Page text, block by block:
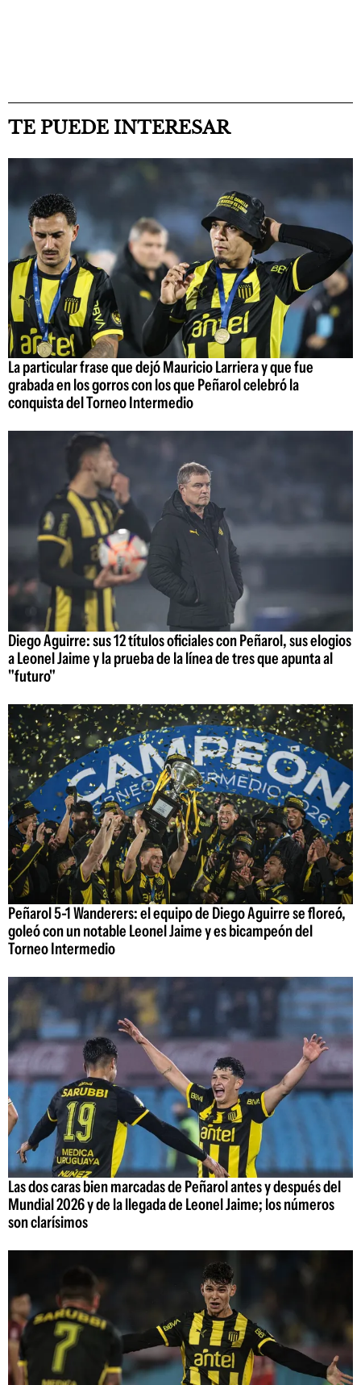
TE PUEDE INTERESAR
La particular frase que dejó Mauricio Larriera y que fue
grabada en los gorros con los que Peñarol celebró la
conquista del Torneo Intermedio
Diego Aguirre: sus 12 títulos oficiales con Peñarol, sus elogios
a Leonel Jaime y la prueba de la línea de tres que apunta al
"futuro"
Peñarol 5-1 Wanderers: el equipo de Diego Aguirre se floreó,
goleó con un notable Leonel Jaime y es bicampeón del
Torneo Intermedio
Las dos caras bien marcadas de Peñarol antes y después del
Mundial 2026 y de la llegada de Leonel Jaime; los números
son clarísimos